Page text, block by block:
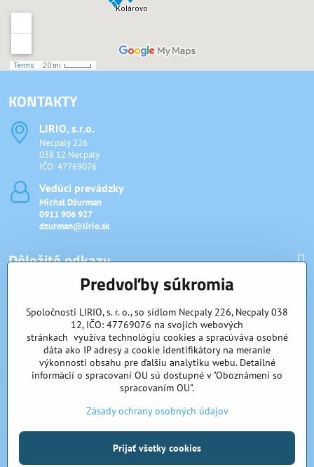
KONTAKTY
LIRIO, s​.r​.o​.
Necpaly 226
038 12 Necpaly
IČO: 47769076
Vedúci prevádzky
Michal Džurman
0911 906 927
dzurman@lirio.sk
Dôležité odkazy
Veľkoobchd
Sledujte nás aj na:
Instagram
©2026Copyright
Predvoľby súkromiaZásady ochrany osobných údajov
Predvoľby súkromia
Spoločnosti LIRIO, s. r. o., so sídlom Necpaly 226, Necpaly 038
12, IČO: 47769076 na svojich webových
stránkach využíva technológiu cookies a spracúváva osobné
dáta ako IP adresy a cookie identifikátory na meranie
výkonnosti obsahu pre ďalšiu analytiku webu. Detailné
informácií o spracovaní OU sú dostupné v "Oboznámení so
spracovaním OU".
Zásady ochrany osobných údajov
Prijať všetky cookies